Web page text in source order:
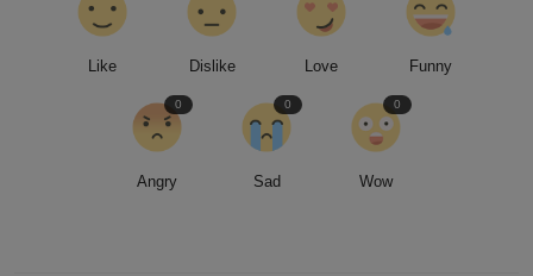
Like Dislike Love Funny
Angry
0
Sad
0
Wow
0